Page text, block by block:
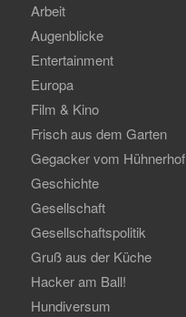
Arbeit
Augenblicke
Entertainment
Europa
Film & Kino
Frisch aus dem Garten
Gegacker vom Hühnerhof
Geschichte
Gesellschaft
Gesellschaftspolitik
Gruß aus der Küche
Hacker am Ball!
Hundiversum